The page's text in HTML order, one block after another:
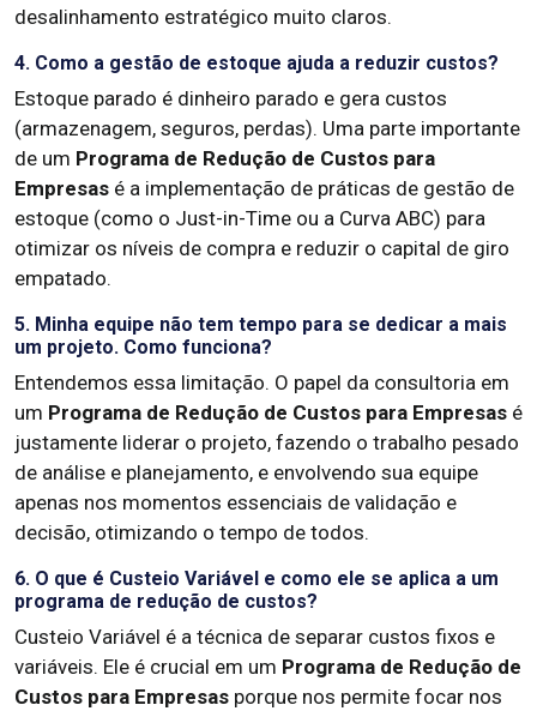
desalinhamento estratégico muito claros.
4. Como a gestão de estoque ajuda a reduzir custos?
Estoque parado é dinheiro parado e gera custos
(armazenagem, seguros, perdas). Uma parte importante
de um Programa de Redução de Custos para
Empresas é a implementação de práticas de gestão de
estoque (como o Just-in-Time ou a Curva ABC) para
otimizar os níveis de compra e reduzir o capital de giro
empatado.
5. Minha equipe não tem tempo para se dedicar a mais
um projeto. Como funciona?
Entendemos essa limitação. O papel da consultoria em
um Programa de Redução de Custos para Empresas é
justamente liderar o projeto, fazendo o trabalho pesado
de análise e planejamento, e envolvendo sua equipe
apenas nos momentos essenciais de validação e
decisão, otimizando o tempo de todos.
6. O que é Custeio Variável e como ele se aplica a um
programa de redução de custos?
Custeio Variável é a técnica de separar custos fixos e
variáveis. Ele é crucial em um Programa de Redução de
Custos para Empresas porque nos permite focar nos